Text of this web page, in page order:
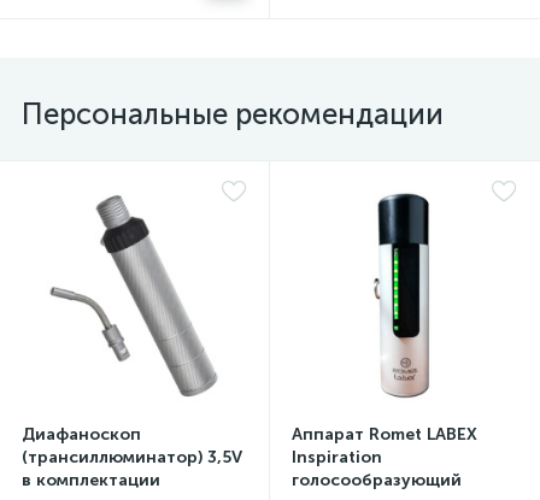
Персональные рекомендации
Диафаноскоп
(трансиллюминатор) 3,5V
в комплектации
Аппарат Romet LABEX
Inspiration
голосообразующий